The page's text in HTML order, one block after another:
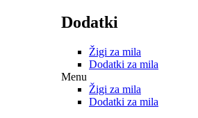
Dodatki
Žigi za mila
Dodatki za mila
Menu
Žigi za mila
Dodatki za mila